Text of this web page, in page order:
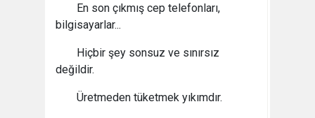
En son çıkmış cep telefonları,
bilgisayarlar...
Hiçbir şey sonsuz ve sınırsız
değildir.
Üretmeden tüketmek yıkımdır.